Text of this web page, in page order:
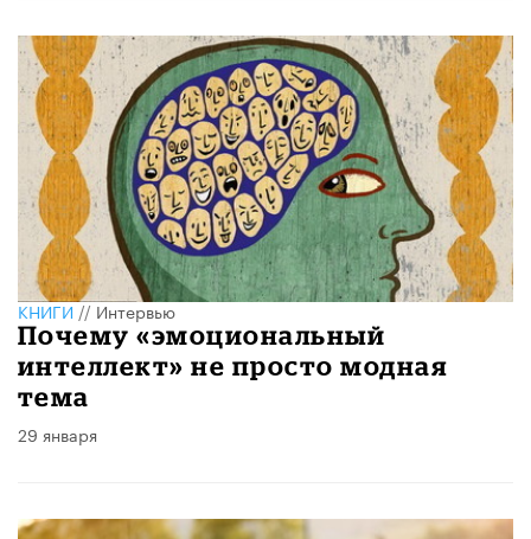
КНИГИ//Интервью
Почему «эмоциональный
интеллект» не просто модная
тема
29 января